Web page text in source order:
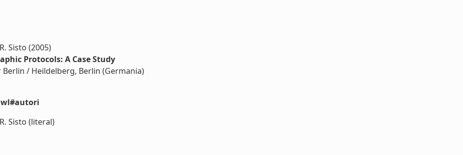
Sisto (2005)
Protocols: A Case Study
/ Heildelberg, Berlin (Germania)
Sisto (literal)